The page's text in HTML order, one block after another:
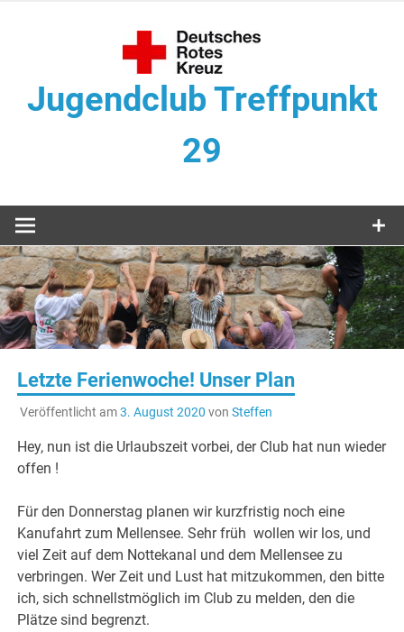
Jugendclub Treffpunkt
29
Letzte Ferienwoche! Unser Plan
Veröffentlicht am3. August 2020 von Steffen
Hey, nun ist die Urlaubszeit vorbei, der Club hat nun wieder
offen !
Für den Donnerstag planen wir kurzfristig noch eine
Kanufahrt zum Mellensee. Sehr früh wollen wir los, und
viel Zeit auf dem Nottekanal und dem Mellensee zu
verbringen. Wer Zeit und Lust hat mitzukommen, den bitte
ich, sich schnellstmöglich im Club zu melden, den die
Plätze sind begrenzt.